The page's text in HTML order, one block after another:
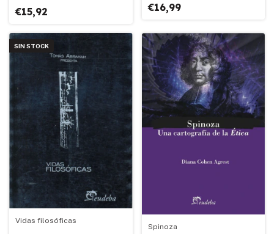
€15,92 €16,99
SIN STOCK
Vidas filosóficas
Spinoza